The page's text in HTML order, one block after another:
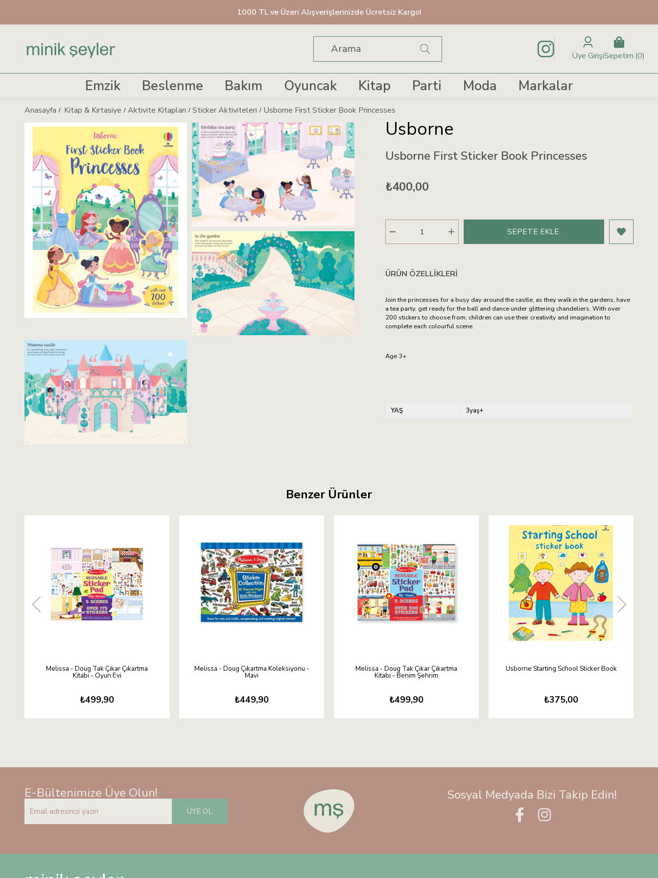
1000 TL ve Üzeri Alışverişlerinizde Ücretsiz Kargo!
Üye GirişiSepetim 0
Emzik Beslenme Bakım Oyuncak Kitap Parti Moda Markalar
Anasayfa Kitap & Kırtasiye Aktivite Kitapları Sticker Aktiviteleri Usborne First Sticker Book Princesses
Usborne
Usborne First Sticker Book Princesses
₺400,00
ÜRÜN ÖZELLIKLERI
Join the princesses for a busy day around the castle, as they walk in the gardens, have
a tea party, get ready for the ball and dance under glittering chandeliers. With over
200 stickers to choose from, children can use their creativity and imagination to
complete each colourful scene.
Age 3+
YAŞ 3yaş+
Benzer Ürünler
Melissa - Doug Tak Çıkar Çıkartma
Kitabı - Oyun Evi
₺499,90
Melissa - Doug Çıkartma Koleksiyonu -
Mavi
₺449,90
Melissa - Doug Tak Çıkar Çıkartma
Kitabı - Benim Şehrim
₺499,90
Usborne Starting School Sticker Book
₺375,00
E-Bültenimize Üye Olun!
ÜYE OL
Sosyal Medyada Bizi Takip Edin!